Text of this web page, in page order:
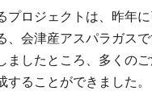
プロジェクトは、昨年
、会津産アスパラガス
ましたところ、多くの
することができました。